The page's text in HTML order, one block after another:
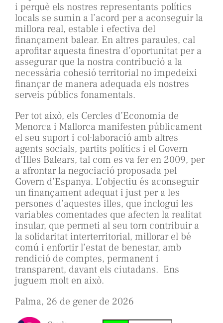
i perquè els nostres representants polítics
locals se sumin a l’acord per a aconseguir la
millora real, estable i efectiva del
finançament balear. En altres paraules, cal
aprofitar aquesta finestra d’oportunitat per a
assegurar que la nostra contribució a la
necessària cohesió territorial no impedeixi
finançar de manera adequada els nostres
serveis públics fonamentals.
Per tot això, els Cercles d’Economia de
Menorca i Mallorca manifesten públicament
el seu suport i col·laboració amb altres
agents socials, partits polítics i el Govern
d’Illes Balears, tal com es va fer en 2009, per
a afrontar la negociació proposada pel
Govern d’Espanya. L’objectiu és aconseguir
un finançament adequat i just per a les
persones d’aquestes illes, que inclogui les
variables comentades que afecten la realitat
insular, que permeti al seu torn contribuir a
la solidaritat interterritorial, millorar el bé
comú i enfortir l’estat de benestar, amb
rendició de comptes, permanent i
transparent, davant els ciutadans. Ens
juguem molt en això.
Palma, 26 de gener de 2026